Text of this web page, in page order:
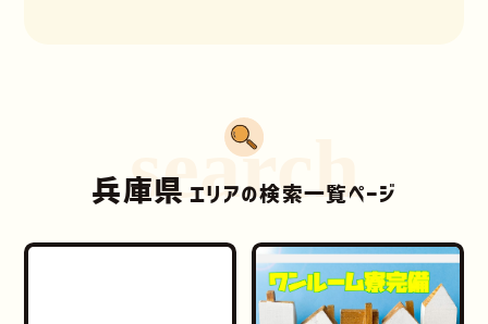
兵庫県 エリアの検索一覧ページ
search